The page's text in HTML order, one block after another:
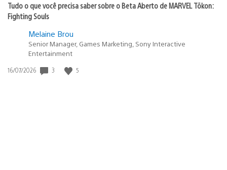
Tudo o que você precisa saber sobre o Beta Aberto de MARVEL Tōkon:
Fighting Souls
Melaine Brou
Senior Manager, Games Marketing, Sony Interactive
Entertainment
Data
16/07/2026 3 5